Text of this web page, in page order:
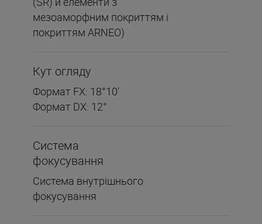
мезоаморфним покриттям і
покриттям ARNEO)
Кут огляду
Формат FX: 18°10′
Формат DX: 12°
Система
фокусування
Система внутрішнього
фокусування